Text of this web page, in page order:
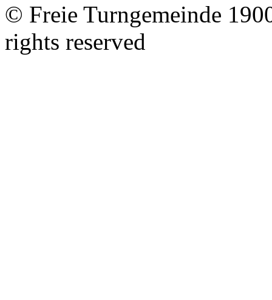
© Freie Turngemeinde
rights reserved